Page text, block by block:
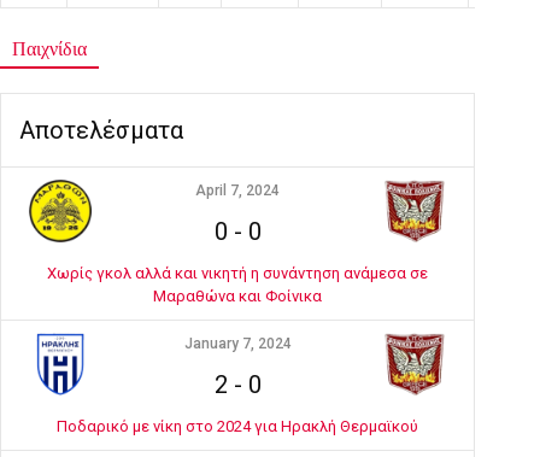
Παιχνίδια
Αποτελέσματα
April 7, 2024
0 - 0
Χωρίς γκολ αλλά και νικητή η συνάντηση ανάμεσα σε
Μαραθώνα και Φοίνικα
January 7, 2024
2 - 0
Ποδαρικό με νίκη στο 2024 για Ηρακλή Θερμαϊκού